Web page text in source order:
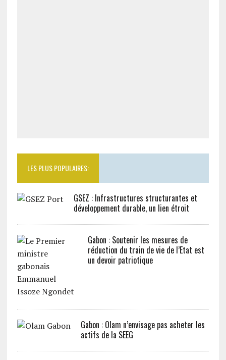
LES PLUS POPULAIRES:
GSEZ : Infrastructures structurantes et
développement durable, un lien étroit
Gabon : Soutenir les mesures de
réduction du train de vie de l’Etat est
un devoir patriotique
Gabon : Olam n’envisage pas acheter les
actifs de la SEEG